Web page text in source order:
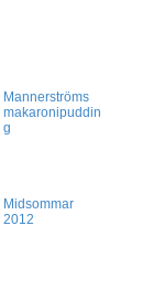
Mannerströms
makaronipuddin
g
Midsommar
2012